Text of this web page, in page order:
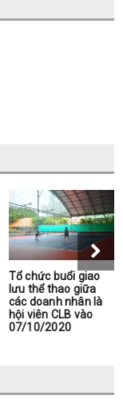
Tổ chức buổi giao
lưu thể thao giữa
các doanh nhân là
hội viên CLB vào
07/10/2020